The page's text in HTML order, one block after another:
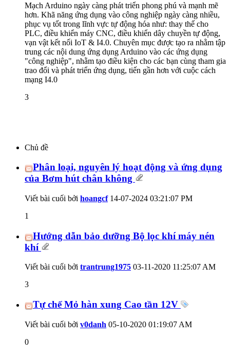
Mạch Arduino ngày càng phát triển phong phú và mạnh mẽ
hơn. Khã năng ứng dụng vào công nghiệp ngày càng nhiều,
phục vụ tốt trong lĩnh vực tự động hóa như: thay thế cho
PLC, điều khiển máy CNC, điều khiển dây chuyền tự động,
vạn vật kết nối IoT & I4.0. Chuyên mục được tạo ra nhằm tập
trung các nội dung ứng dụng Arduino vào các ứng dụng
"công nghiệp", nhằm tạo điều kiện cho các bạn cùng tham gia
trao đổi và phát triển ứng dụng, tiến gần hơn với cuộc cách
mạng I4.0
3
Chủ đề
Phân loại, nguyên lý hoạt động và ứng dụng
của Bơm hút chân không
Viết bài cuối bởi hoangcf14-07-2024 03:21:07 PM
1
Hướng dẫn bảo dưỡng Bộ lọc khí máy nén
khí
Viết bài cuối bởi trantrung1975 03-11-2020 11:25:07 AM
3
Tự chế Mỏ hàn xung Cao tần 12V
Viết bài cuối bởi v0danh 05-10-2020 01:19:07 AM
0